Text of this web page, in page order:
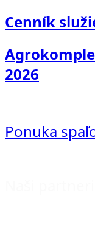
Cenník
2026
Ponuka